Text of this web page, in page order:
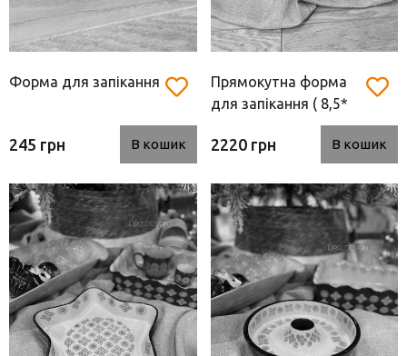
Форма для запікання
245 грн В кошик
Прямокутна форма
для запікання ( 8,5*
2220 грн В кошик